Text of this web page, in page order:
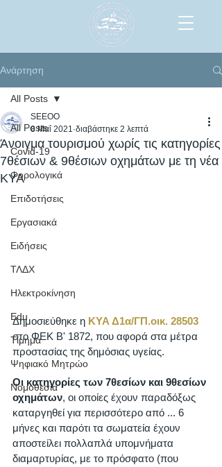
Ανάρτηση
All Posts
Covid-19
Φορολογικά
Επιδοτήσεις
Εργασιακά
Ειδήσεις
ΤΛΔΧ
Ηλεκτροκίνηση
Edu
Τίμημα
Ψηφιακό Μητρώο
Νομοθεσία
All Posts
Άνοιγμα τουρισμού χωρίς τις κατηγορίες
7θέσιων & 9θέσιων οχημάτων με τη νέα
ΚΥΑ
SEEOO
8 Μαΐ 2021 διαβάστηκε 2 λεπτά
Δημοσιεύθηκε η ΚΥΑ Δ1α/ΓΠ.οικ. 28503
στο ΦΕΚ Β' 1872, που αφορά στα μέτρα
προστασίας της δημόσιας υγείας.
Οι κατηγορίες των 7θεσίων και 9θεσίων
οχημάτων, οι οποίες έχουν παραδόξως
καταργηθεί για περισσότερο από ... 6
μήνες και παρότι τα σωματεία έχουν
αποστείλει πολλαπλά υπομνήματα
διαμαρτυρίας, με το πρόσφατο (που